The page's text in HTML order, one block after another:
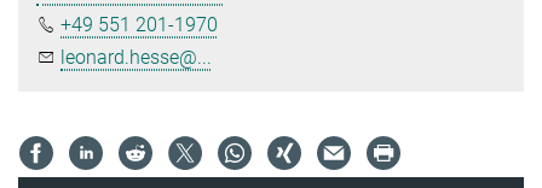
+49 551 201-1970
leonard.hesse@...